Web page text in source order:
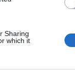
Sharing
which it